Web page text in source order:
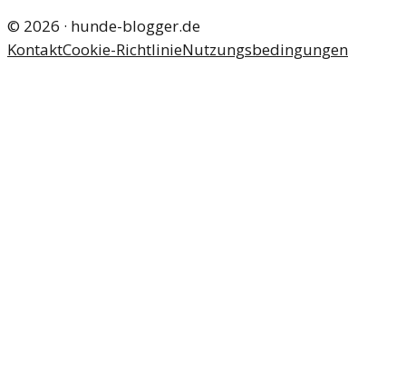
© 2026 · hunde-blogger.de
KontaktCookie-RichtlinieNutzungsbedingungen